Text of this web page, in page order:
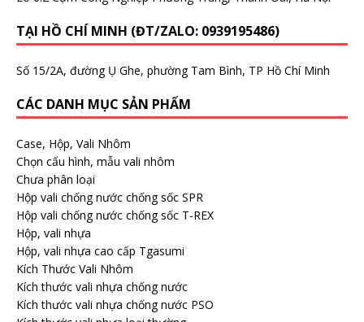
TẠI HỒ CHÍ MINH (ĐT/ZALO: 0939195486)
Số 15/2A, đường Ụ Ghe, phường Tam Bình, TP Hồ Chí Minh
CÁC DANH MỤC SẢN PHẨM
Case, Hộp, Vali Nhôm
Chọn cấu hình, mẫu vali nhôm
Chưa phân loại
Hộp vali chống nước chống sốc SPR
Hộp vali chống nước chống sốc T-REX
Hộp, vali nhựa
Hộp, vali nhựa cao cấp Tgasumi
Kích Thước Vali Nhôm
Kích thước vali nhựa chống nước
Kích thước vali nhựa chống nước PSO